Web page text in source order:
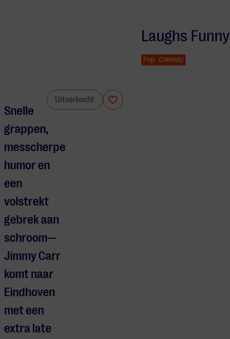
Laughs Funny
Pop Comedy
Uitverkocht
Snelle
grappen,
messcherpe
humor en
een
volstrekt
gebrek aan
schroom—
Jimmy Carr
komt naar
Eindhoven
met een
extra late